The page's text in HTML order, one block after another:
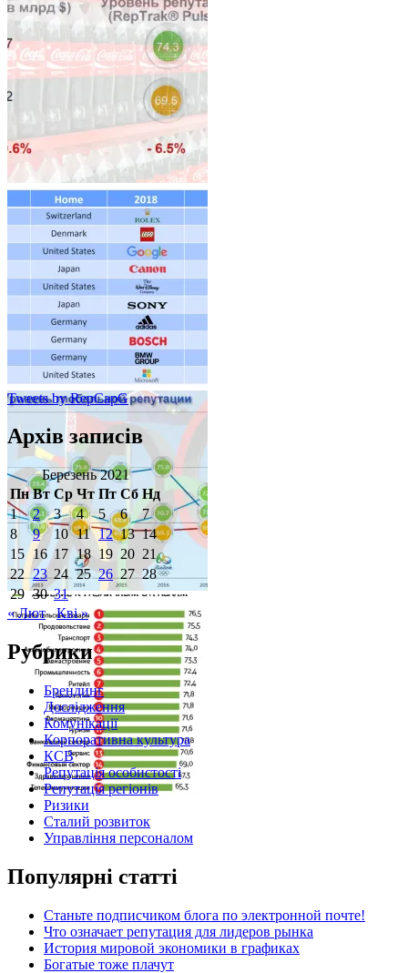
Tweets by RepCapG
Архів записів
Березень 2021
Пн Вт Ср Чт Пт Сб Нд
1
2 3 4 5 6
7
8
9 10 11 12 13 14
15 16 17 18 19 20 21
22 23 24 25 26 27 28
29 30 31
« Лют
Кві »
Рубрики
Брендинг
Дослідження
Комунікації
Корпоративна культура
КСВ
Репутація особистості
Репутація регіонів
Ризики
Сталий розвиток
Управління персоналом
Популярні статті
Станьте подписчиком блога по электронной почте!
Что означает репутация для лидеров рынка
История мировой экономики в графиках
Богатые тоже плачут